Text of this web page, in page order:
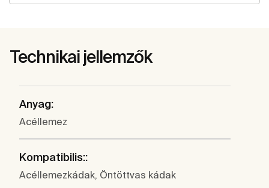
Technikai jellemzők
Anyag:
Acéllemez
Kompatibilis::
Acéllemezkádak, Öntöttvas kádak